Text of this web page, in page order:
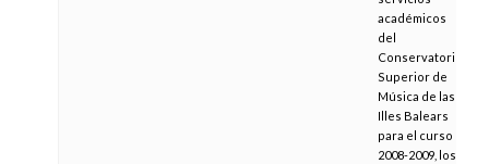
académicos
del
Conservatorio
Superior de
Música de las
Illes Balears
para el curso
2008-2009, los